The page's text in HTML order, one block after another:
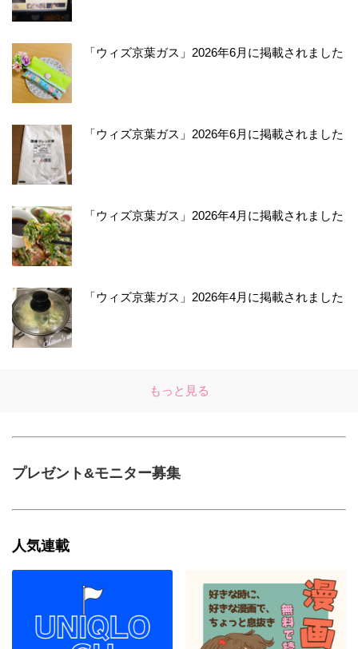
「ウィズ京葉ガス」2026年6月に掲載されました
「ウィズ京葉ガス」2026年6月に掲載されました
「ウィズ京葉ガス」2026年4月に掲載されました
「ウィズ京葉ガス」2026年4月に掲載されました
もっと見る
プレゼント&モニター募集
人気連載